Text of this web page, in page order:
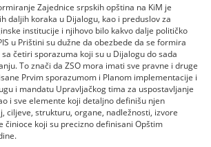
Zajednice srpskih opština na KiM je
daljih koraka u Dijalogu, kao i preduslov za
institucije i njihovo bilo kakvo dalje političko
u Prištini su dužne da obezbede da se formira
sa četiri sporazuma koji su u Dijalogu do sada
To znači da ZSO mora imati sve pravne i druge
Prvim sporazumom i Planom implementacije i
i mandatu Upravljačkog tima za uspostavljanje
i sve elemente koji detaljno definišu njen
ciljeve, strukturu, organe, nadležnosti, izvore
činioce koji su precizno definisani Opštim